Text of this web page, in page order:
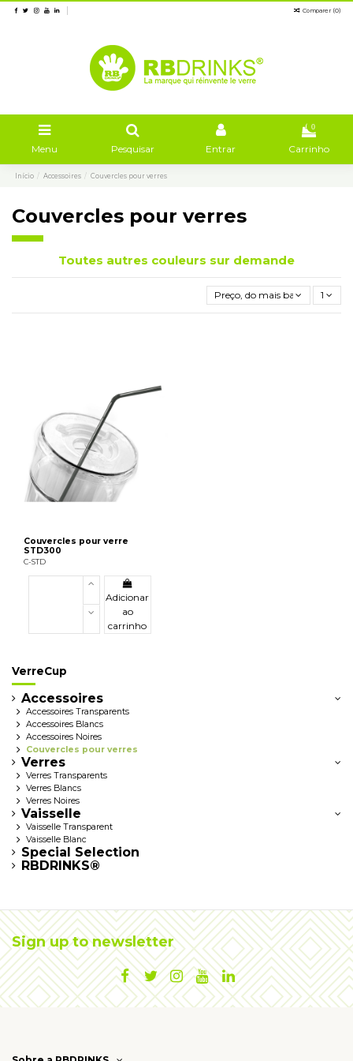
Comparer (0)
Menu Pesquisar Entrar
0
Carrinho
Início Accessoires Couvercles pour verres
Couvercles pour verres
Toutes autres couleurs sur demande
Preço, do mais baixo ao mais
1
Couvercles pour verre
STD300
C-STD
Adicionar
ao
carrinho
VerreCup
Accessoires
Accessoires Transparents
Accessoires Blancs
Accessoires Noires
Couvercles pour verres
Verres
Verres Transparents
Verres Blancs
Verres Noires
Vaisselle
Vaisselle Transparent
Vaisselle Blanc
Special Selection
RBDRINKS®
Sign up to newsletter